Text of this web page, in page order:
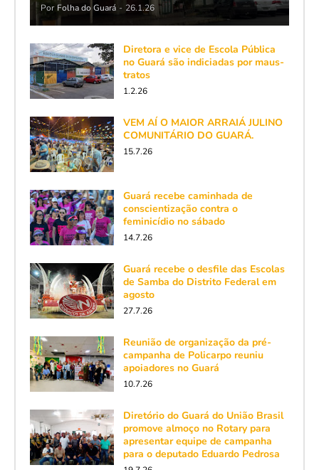
Por Folha do Guará - 26.1.26
Diretora e vice de Escola Pública
no Guará são indiciadas por maus-
tratos
1.2.26
VEM AÍ O MAIOR ARRAIÁ JULINO
COMUNITÁRIO DO GUARÁ.
15.7.26
Guará recebe caminhada de
conscientização contra o
feminicídio no sábado
14.7.26
Guará recebe o desfile das Escolas
de Samba do Distrito Federal em
agosto
27.7.26
Reunião de organização da pré-
campanha de Policarpo reuniu
apoiadores no Guará
10.7.26
Diretório do Guará do União Brasil
promove almoço no Rotary para
apresentar equipe de campanha
para o deputado Eduardo Pedrosa